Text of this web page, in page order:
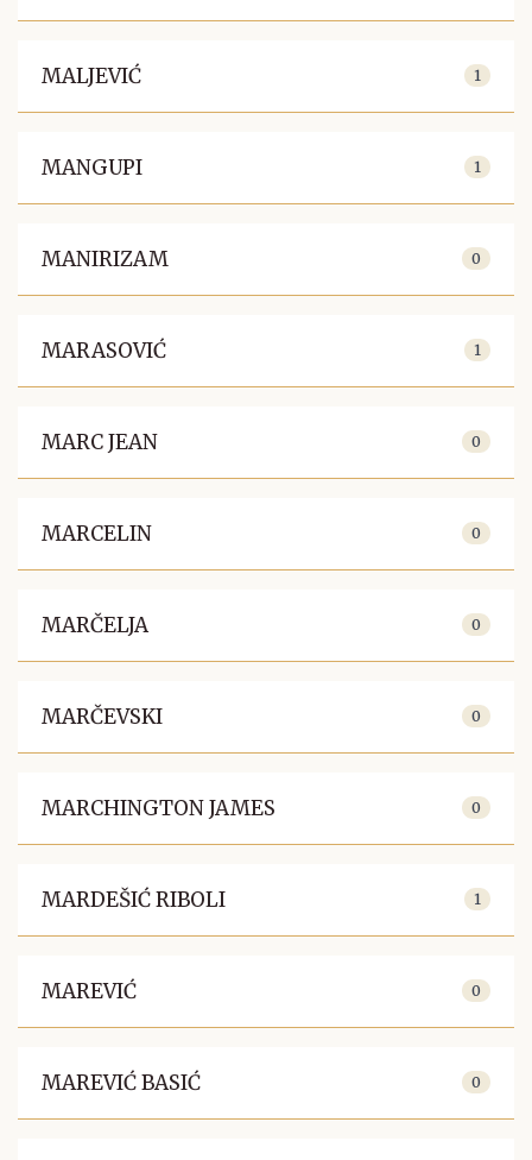
MALJEVIĆ 1
MANGUPI 1
MANIRIZAM 0
MARASOVIĆ 1
MARC JEAN 0
MARCELIN 0
MARČELJA 0
MARČEVSKI 0
MARCHINGTON JAMES 0
MARDEŠIĆ RIBOLI 1
MAREVIĆ 0
MAREVIĆ BASIĆ 0